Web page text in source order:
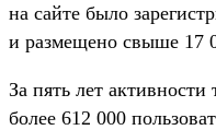
на сайте было
и размещено свыше 17
За пять лет активности
более 612 000